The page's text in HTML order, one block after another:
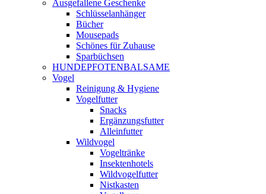
Ausgefallene Geschenke
Schlüsselanhänger
Bücher
Mousepads
Schönes für Zuhause
Sparbüchsen
HUNDEPFOTENBALSAME
Vogel
Reinigung & Hygiene
Vogelfutter
Snacks
Ergänzungsfutter
Alleinfutter
Wildvogel
Vogeltränke
Insektenhotels
Wildvogelfutter
Nistkasten